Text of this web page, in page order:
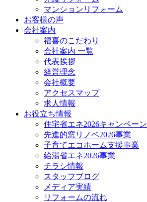
マンションリフォーム
お客様の声
会社案内
福喜のこだわり
会社案内 一覧
代表挨拶
経営理念
会社概要
アクセスマップ
求人情報
お役立ち情報
住宅省エネ2026キャンペーン
先進的窓リノベ2026事業
子育てエコホーム支援事業
給湯省エネ2026事業
チラシ情報
スタッフブログ
メディア実績
リフォームの流れ